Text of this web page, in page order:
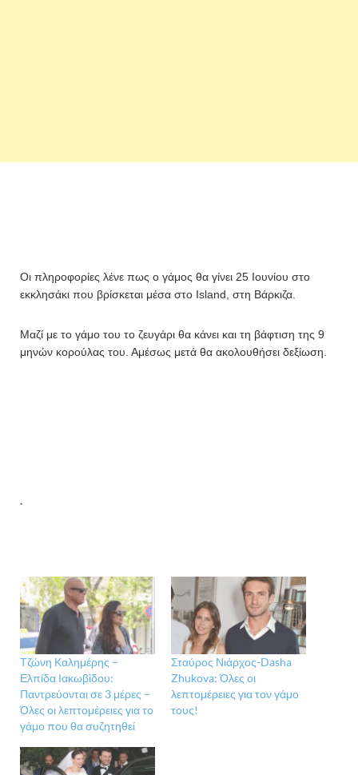
Οι πληροφορίες λένε πως ο γάμος θα γίνει 25 Ιουνίου στο
εκκλησάκι που βρίσκεται μέσα στο Island, στη Βάρκιζα.
Μαζί με το γάμο του το ζευγάρι θα κάνει και τη βάφτιση της 9
μηνών κορούλας του. Αμέσως μετά θα ακολουθήσει δεξίωση.
.
Τζώνη Καλημέρης –
Ελπίδα Ιακωβίδου:
Παντρεύονται σε 3 μέρες –
Όλες οι λεπτομέρειες για το
γάμο που θα συζητηθεί
Σταύρος Νιάρχος-Dasha
Zhukova: Όλες οι
λεπτομέρειες για τον γάμο
τους!